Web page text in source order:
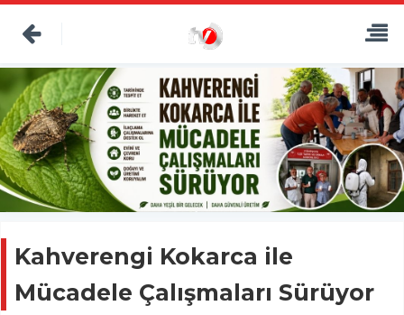
Kahverengi Kokarca ile
Mücadele Çalışmaları Sürüyor